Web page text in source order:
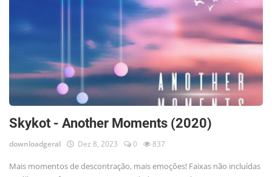
Skykot - Another Moments (2020)
downloadgeral Dez 8, 2023 0 837
Mais momentos de descontração, mais emoções! Faixas não incluídas